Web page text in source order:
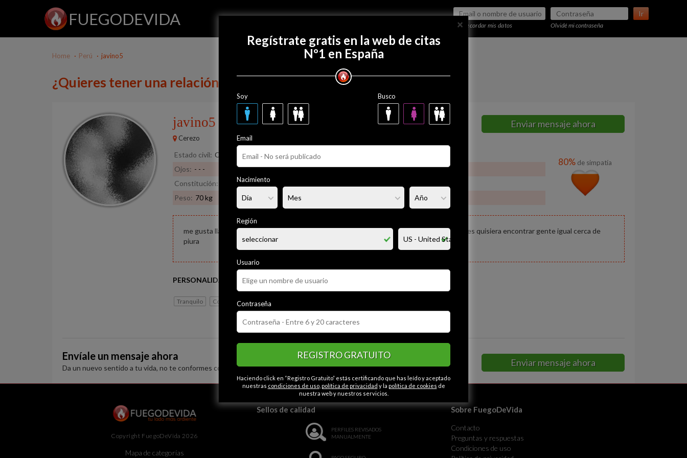
FUEGODEVIDA Ir
Recordar mis datos Olvidé mi contraseña
Regístrate gratis
Home Perú javino5
¿Quieres tener una relación con javino5?
javino5
48 años
Cerezo
Enviar mensaje ahora
Estado civil: Casado
Ojos: - - - Pelo: - - -
Constitución:
Peso: 70 kg
80% de simpatía
me gusta lla musica el cine soy de mente abierta casado 3 hijas me gusta el ... libre de tabues quisiera encontrar gente igual cerca de
piura
PERSONALIDAD
Tranquilo Con carácter Apasionado
Envíale un mensaje ahora
Da un nuevo sentido a tu vida, no te conformes con la monotonía. Enviar mensaje ahora
×
Regístrate gratis en la web de citas
Nº1 en España
Soy Busco
Email
Nacimiento
Región
Usuario
Contraseña
REGISTRO GRATUITO
Haciendo click en “Registro Gratuito” estás certificando que has leído y aceptado
nuestras condiciones de uso, política de privacidad y la política de cookies de
nuestra web y nuestros servicios.
Copyright FuegoDeVida 2026
Mapa de categorías
Sellos de calidad
PERFILES REVISADOS
MANUALMENTE
Sobre FuegoDeVida
Contacto
Preguntas y respuestas
Condiciones de uso